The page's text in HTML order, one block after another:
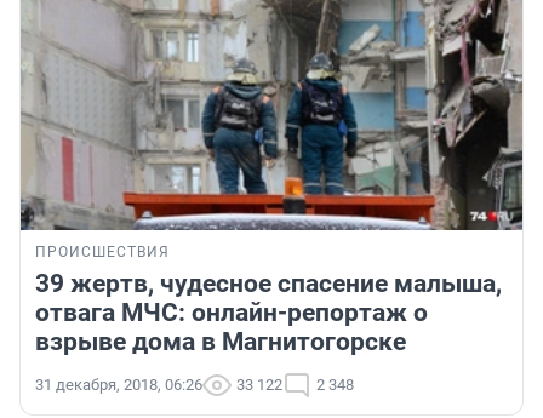
ПРОИСШЕСТВИЯ
39 жертв, чудесное спасение малыша,
отвага МЧС: онлайн-репортаж о
взрыве дома в Магнитогорске
31 декабря, 2018, 06:26 33 122 2 348